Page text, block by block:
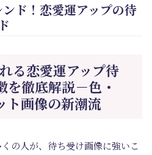
ド！恋愛運アップの待
る恋愛運アップ待
を徹底解説－色・
ト画像の新潮流
の人が、待ち受け画像に強いこ